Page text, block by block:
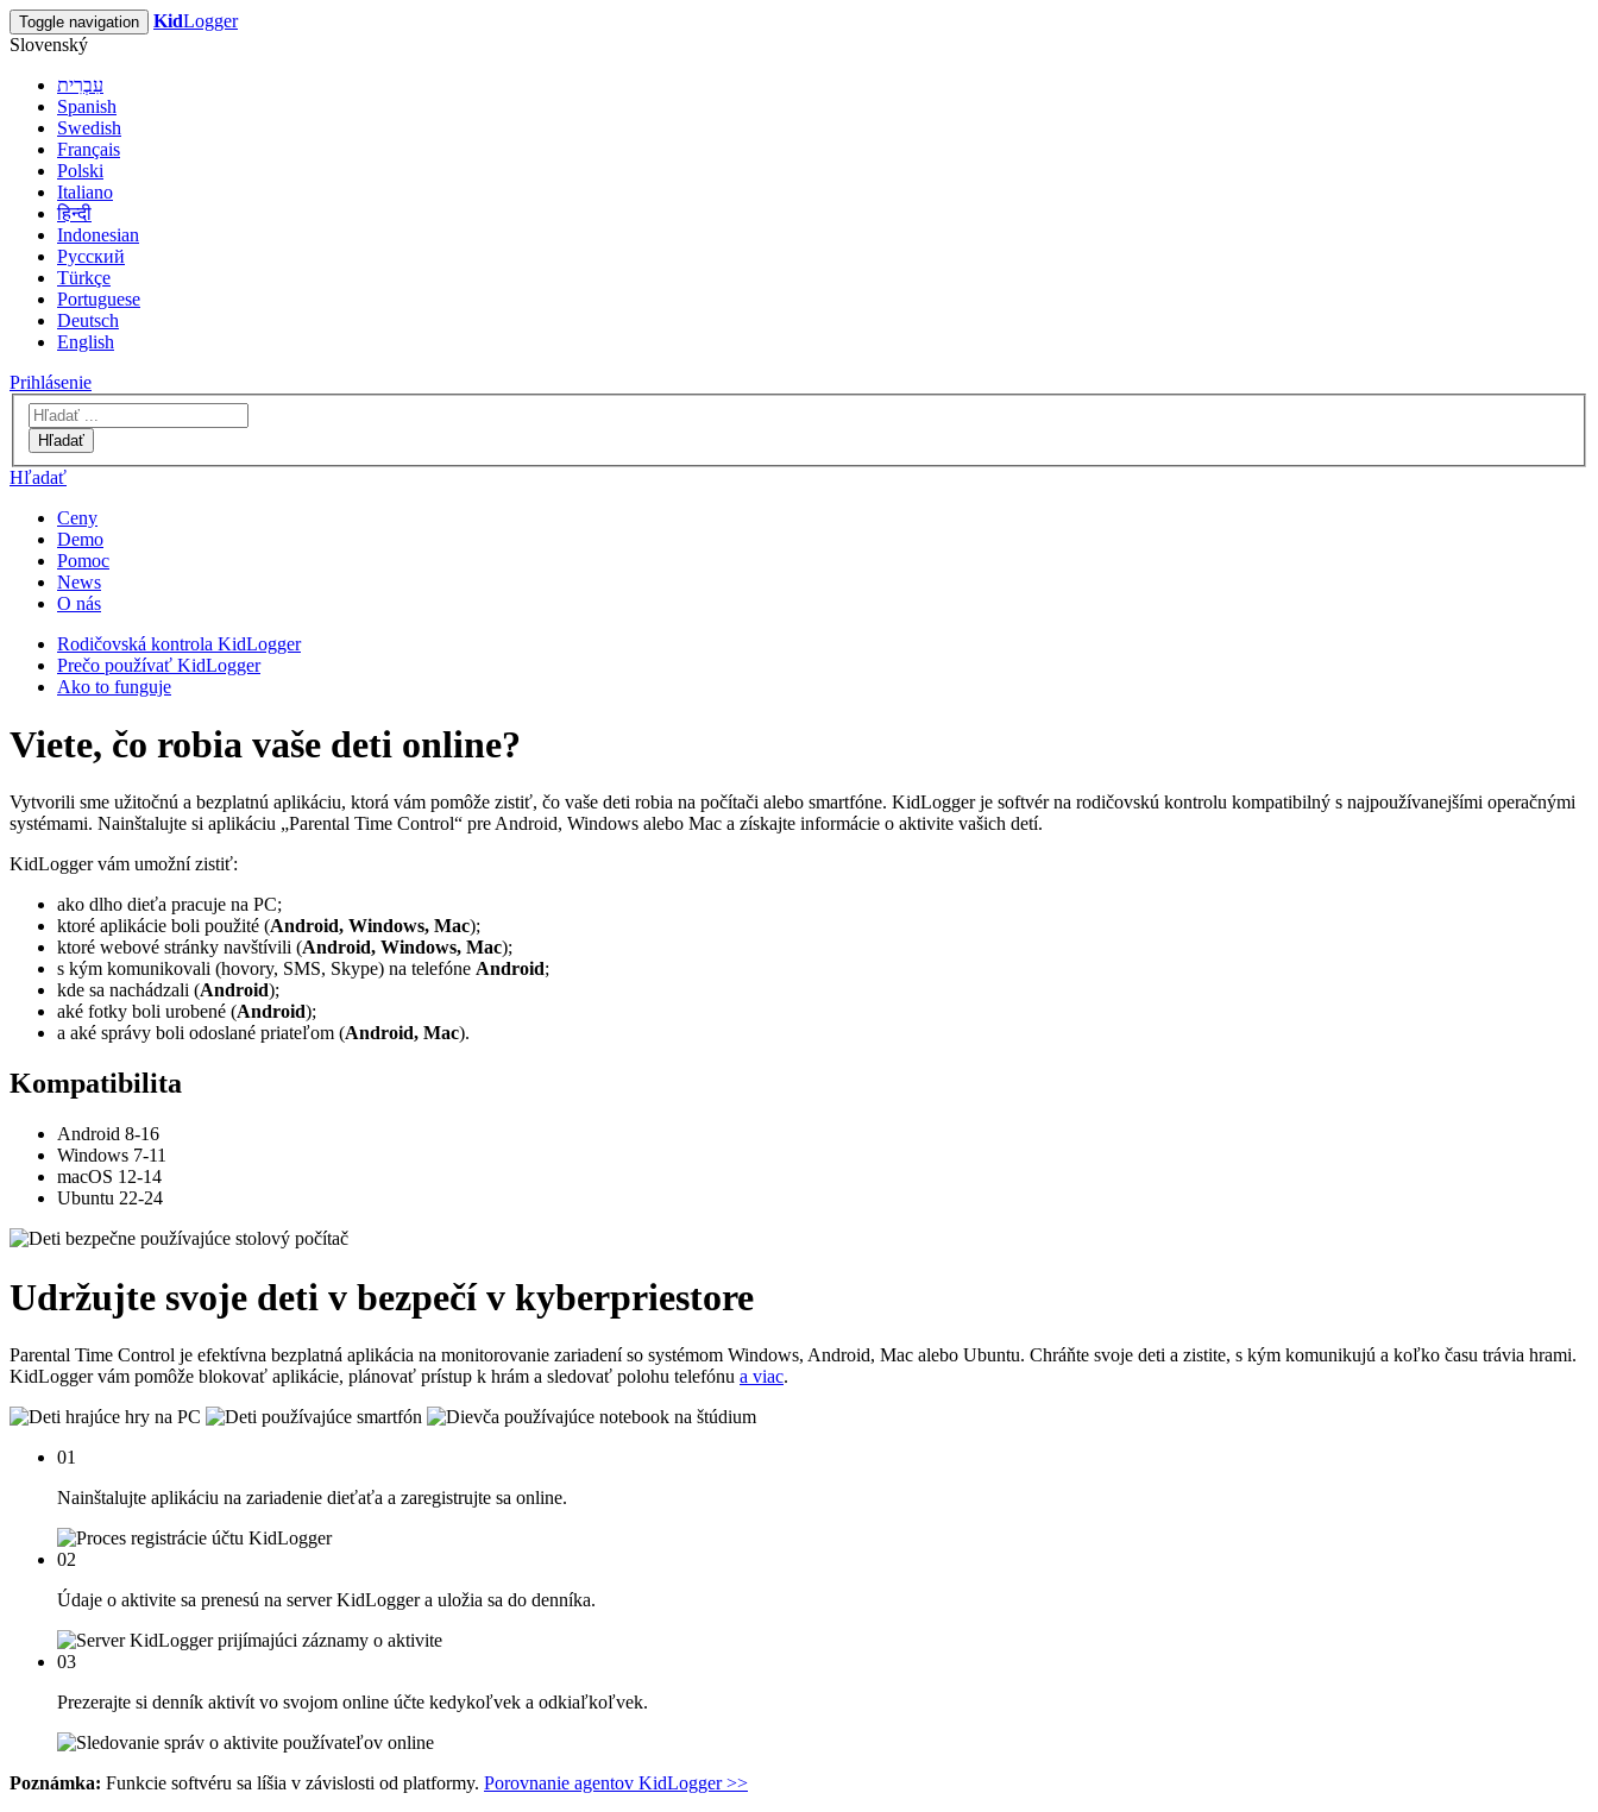
Toggle navigation KidLogger
Slovenský
עִבְרִית
Spanish
Swedish
Français
Polski
Italiano
हिन्दी
Indonesian
Русский
Türkçe
Portuguese
Deutsch
English
Prihlásenie
Hľadať
Hľadať
Ceny
Demo
Pomoc
News
O nás
Rodičovská kontrola KidLogger
Prečo používať KidLogger
Ako to funguje
Viete, čo robia vaše deti online?
Vytvorili sme užitočnú a bezplatnú aplikáciu, ktorá vám pomôže zistiť, čo vaše deti robia na počítači alebo smartfóne. KidLogger je softvér na rodičovskú kontrolu kompatibilný s najpoužívanejšími operačnými
systémami. Nainštalujte si aplikáciu „Parental Time Control“ pre Android, Windows alebo Mac a získajte informácie o aktivite vašich detí.
KidLogger vám umožní zistiť:
ako dlho dieťa pracuje na PC;
ktoré aplikácie boli použité (Android, Windows, Mac);
ktoré webové stránky navštívili (Android, Windows, Mac);
s kým komunikovali (hovory, SMS, Skype) na telefóne Android;
kde sa nachádzali (Android);
aké fotky boli urobené (Android);
a aké správy boli odoslané priateľom (Android, Mac).
Kompatibilita
Android 8-16
Windows 7-11
macOS 12-14
Ubuntu 22-24
Udržujte svoje deti v bezpečí v kyberpriestore
Parental Time Control je efektívna bezplatná aplikácia na monitorovanie zariadení so systémom Windows, Android, Mac alebo Ubuntu. Chráňte svoje deti a zistite, s kým komunikujú a koľko času trávia hrami.
KidLogger vám pomôže blokovať aplikácie, plánovať prístup k hrám a sledovať polohu telefónu a viac.
01
Nainštalujte aplikáciu na zariadenie dieťaťa a zaregistrujte sa online.
02
Údaje o aktivite sa prenesú na server KidLogger a uložia sa do denníka.
03
Prezerajte si denník aktivít vo svojom online účte kedykoľvek a odkiaľkoľvek.
Poznámka: Funkcie softvéru sa líšia v závislosti od platformy. Porovnanie agentov KidLogger >>